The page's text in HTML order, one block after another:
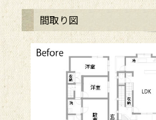
間取り図